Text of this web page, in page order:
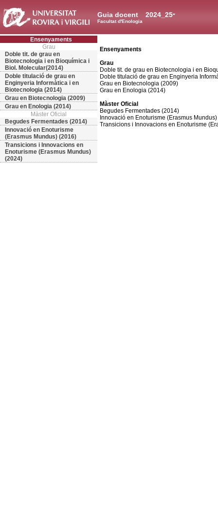
2024_25
Guia docent
Facultat d'Enologia
Ensenyaments
Grau
Doble tit. de grau en
Biotecnologia i en Bioquímica i
Biol. Molecular(2014)
Doble titulació de grau en
Enginyeria Informàtica i en
Biotecnologia (2014)
Grau en Biotecnologia (2009)
Grau en Enologia (2014)
Màster Oficial
Begudes Fermentades (2014)
Innovació en Enoturisme
(Erasmus Mundus) (2016)
Transicions i Innovacions en
Enoturisme (Erasmus Mundus)
(2024)
Ensenyaments
Grau
Doble tit. de grau en Biotecnologia i en
Doble titulació de grau en Enginyeria
Grau en Biotecnologia (2009)
Grau en Enologia (2014)
Màster Oficial
Begudes Fermentades (2014)
Innovació en Enoturisme (Erasmus
Transicions i Innovacions en Enoturisme